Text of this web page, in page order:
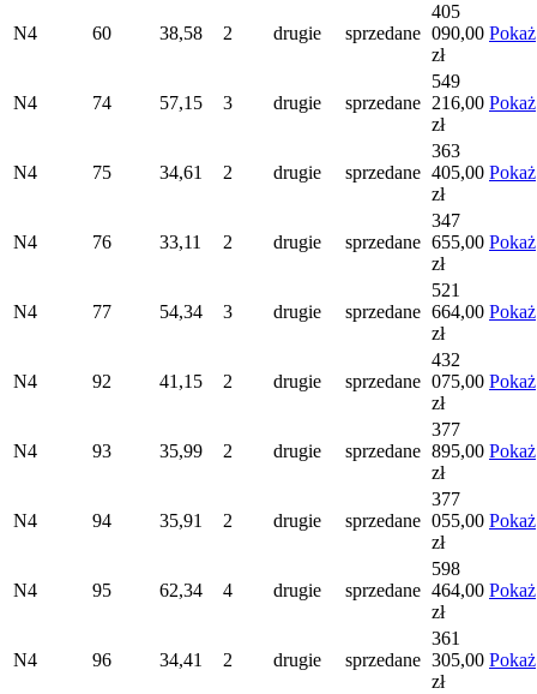
N4 60 38,58 2 drugie sprzedane
405
090,00
zł
Pokaż
N4 74 57,15 3 drugie sprzedane
549
216,00
zł
Pokaż
N4 75 34,61 2 drugie sprzedane
363
405,00
zł
Pokaż
N4 76 33,11 2 drugie sprzedane
347
655,00
zł
Pokaż
N4 77 54,34 3 drugie sprzedane
521
664,00
zł
Pokaż
N4 92 41,15 2 drugie sprzedane
432
075,00
zł
Pokaż
N4 93 35,99 2 drugie sprzedane
377
895,00
zł
Pokaż
N4 94 35,91 2 drugie sprzedane
377
055,00
zł
Pokaż
N4 95 62,34 4 drugie sprzedane
598
464,00
zł
Pokaż
N4 96 34,41 2 drugie sprzedane
361
305,00
zł
Pokaż